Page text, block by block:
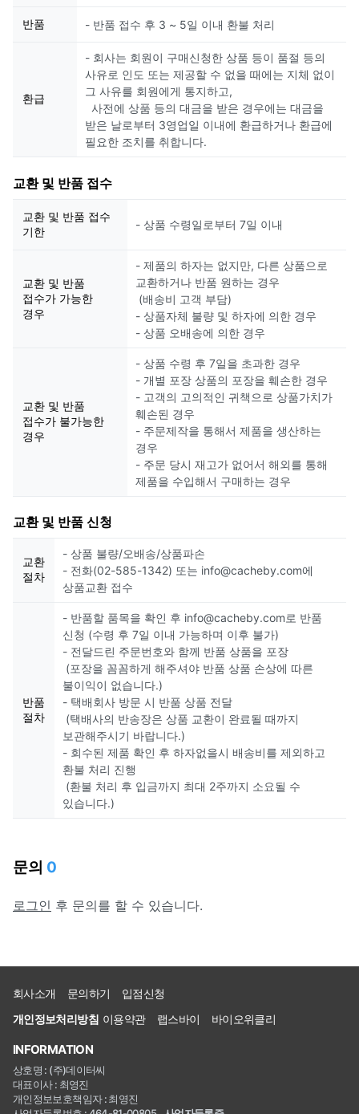
반품 - 반품 접수 후 3 ~ 5일 이내 환불 처리
환급
- 회사는 회원이 구매신청한 상품 등이 품절 등의
사유로 인도 또는 제공할 수 없을 때에는 지체 없이
그 사유를 회원에게 통지하고,
사전에 상품 등의 대금을 받은 경우에는 대금을
받은 날로부터 3영업일 이내에 환급하거나 환급에
필요한 조치를 취합니다.
교환 및 반품 접수
교환 및 반품 접수
기한
- 상품 수령일로부터 7일 이내
교환 및 반품
접수가 가능한
경우
- 제품의 하자는 없지만, 다른 상품으로
교환하거나 반품 원하는 경우
(배송비 고객 부담)
- 상품자체 불량 및 하자에 의한 경우
- 상품 오배송에 의한 경우
교환 및 반품
접수가 불가능한
경우
- 상품 수령 후 7일을 초과한 경우
- 개별 포장 상품의 포장을 훼손한 경우
- 고객의 고의적인 귀책으로 상품가치가
훼손된 경우
- 주문제작을 통해서 제품을 생산하는
경우
- 주문 당시 재고가 없어서 해외를 통해
제품을 수입해서 구매하는 경우
교환 및 반품 신청
교환
절차
- 상품 불량/오배송/상품파손
- 전화(02-585-1342) 또는 info@cacheby.com에
상품교환 접수
반품
절차
- 반품할 품목을 확인 후 info@cacheby.com로 반품
신청 (수령 후 7일 이내 가능하며 이후 불가)
- 전달드린 주문번호와 함께 반품 상품을 포장
(포장을 꼼꼼하게 해주셔야 반품 상품 손상에 따른
불이익이 없습니다.)
- 택배회사 방문 시 반품 상품 전달
(택배사의 반송장은 상품 교환이 완료될 때까지
보관해주시기 바랍니다.)
- 회수된 제품 확인 후 하자없을시 배송비를 제외하고
환불 처리 진행
(환불 처리 후 입금까지 최대 2주까지 소요될 수
있습니다.)
문의 0
로그인 후 문의를 할 수 있습니다.
회사소개 문의하기
입점신청
개인정보처리방침 이용약관 랩스바이 바이오위클리
INFORMATION
상호명 : (주)데이터씨
대표이사 : 최영진
개인정보보호책임자 : 최영진